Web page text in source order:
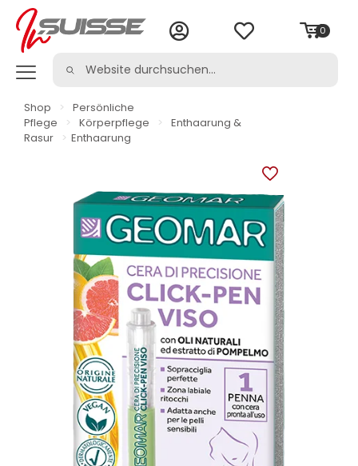
0
Shop >
Persönliche
Pflege
> Körperpflege >
Enthaarung &
Rasur
> Enthaarung